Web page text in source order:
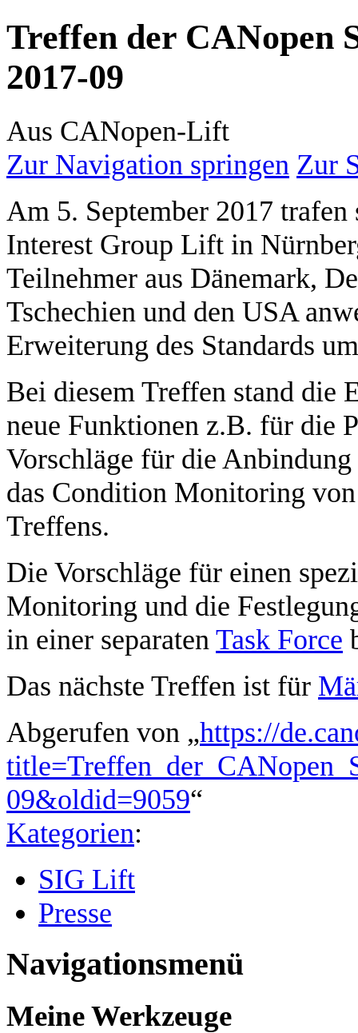
Treffen der CANopen
2017-09
Aus CANopen-Lift
Zur Navigation springen Zur
Am 5. September 2017
Interest Group Lift in
Teilnehmer aus Dänemark,
Tschechien und den USA
Erweiterung des Standards
Bei diesem Treffen stand die
neue Funktionen z.B. für die
Vorschläge für die
das Condition Monitoring
Treffens.
Die Vorschläge für einen
Monitoring und die
in einer separaten Task Force
Das nächste Treffen ist für
Abgerufen von „https://
09&oldid=9059“
Kategorien:
SIG Lift
Presse
Navigationsmenü
Meine Werkzeuge